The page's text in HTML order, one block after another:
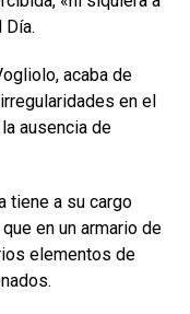
Día.
acaba de
en el
ausencia de
tiene a su cargo
en un armario de
elementos de